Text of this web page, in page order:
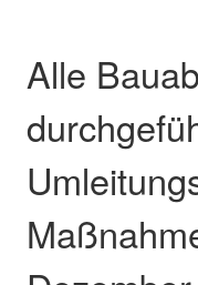
Alle